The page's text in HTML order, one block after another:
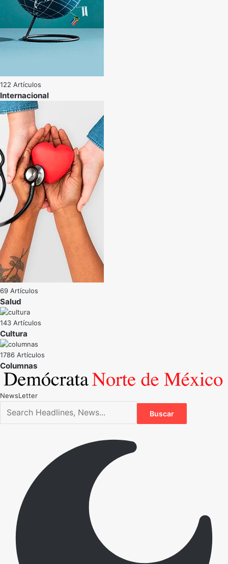
122 Artículos
Internacional
69 Artículos
Salud
143 Artículos
Cultura
1786 Artículos
NewsLetter